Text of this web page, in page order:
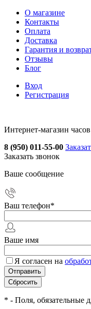
О магазине
Контакты
Оплата
Доставка
Гарантия и
Отзывы
Блог
Вход
Регистрация
Интернет-магазин
8 (950) 011-55-00
Заказать звонок
Ваше сообщение
Ваш телефон*
Ваше имя
Я согласен на
* - Поля, обязательные